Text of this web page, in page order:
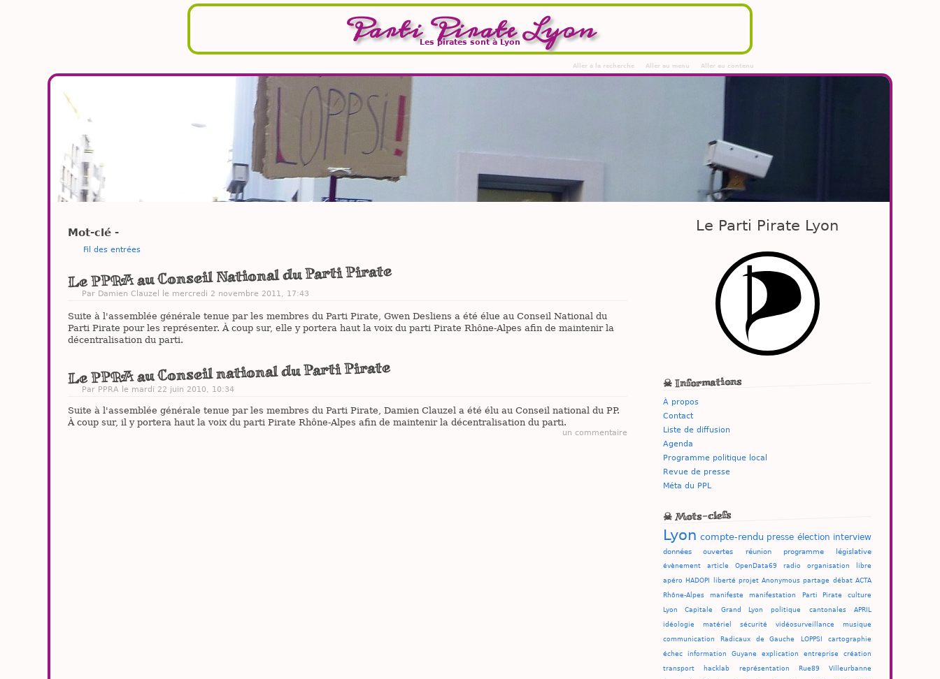
Parti Pirate Lyon
Les pirates sont à Lyon
Aller au contenu
Aller au menu
Aller à la recherche
Mot-clé -
Fil des entrées
Le PPRA au Conseil National du Parti Pirate
Par Damien Clauzel le mercredi 2 novembre 2011, 17:43
Suite à l'assemblée générale tenue par les membres du Parti Pirate, Gwen Desliens a été élue au Conseil National du
Parti Pirate pour les représenter. À coup sur, elle y portera haut la voix du parti Pirate Rhône-Alpes afin de maintenir la
décentralisation du parti.
Le PPRA au Conseil national du Parti Pirate
Par PPRA le mardi 22 juin 2010, 10:34
Suite à l'assemblée générale tenue par les membres du Parti Pirate, Damien Clauzel a été élu au Conseil national du PP.
À coup sur, il y portera haut la voix du parti Pirate Rhône-Alpes afin de maintenir la décentralisation du parti.
un commentaire
Le Parti Pirate Lyon
☠ Informations
À propos
Contact
Liste de diffusion
Agenda
Programme politique local
Revue de presse
Méta du PPL
☠ Mots-clefs
Lyon compte-rendu presse élection interview
données ouvertes réunion programme législative
évènement article OpenData69 radio organisation
libre
apéro HADOPI liberté projet Anonymous partage débat ACTA
Rhône-Alpes
manifeste manifestation Parti Pirate
culture
Lyon Capitale
Grand Lyon politique cantonales APRIL
idéologie matériel sécurité vidéosurveillance musique
communication Radicaux de Gauche LOPPSI cartographie
échec information Guyane explication entreprise création
transport hacklab représentation Rue89 Villeurbanne